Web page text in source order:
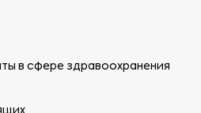
в сфере здравоохранения